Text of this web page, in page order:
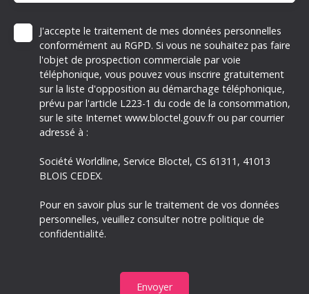
J'accepte le traitement de mes données personnelles
conformément au RGPD. Si vous ne souhaitez pas faire
l'objet de prospection commerciale par voie
téléphonique, vous pouvez vous inscrire gratuitement
sur la liste d'opposition au démarchage téléphonique,
prévu par l'article L223-1 du code de la consommation,
sur le site Internet www.bloctel.gouv.fr ou par courrier
adressé à :
Société Worldline, Service Bloctel, CS 61311, 41013
BLOIS CEDEX.
Pour en savoir plus sur le traitement de vos données
personnelles, veuillez consulter notre politique de
confidentialité.
Envoyer